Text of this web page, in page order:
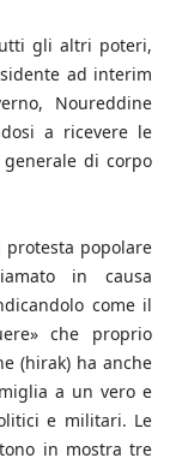
gli altri poteri,
ad interim
Noureddine
a ricevere le
di corpo
popolare
in causa
come il
che proprio
(hirak) ha anche
a un vero e
e militari. Le
in mostra tre